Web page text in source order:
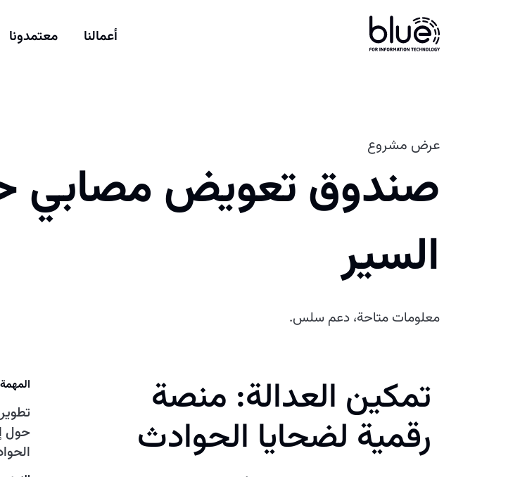
أعمالنا معتمدونا
عرض مشروع
صندوق تعويض مصابي
السير
معلومات متاحة، دعم سلس.
تمكين العدالة: منصة
رقمية لضحايا الحوادث
المهمة
حول